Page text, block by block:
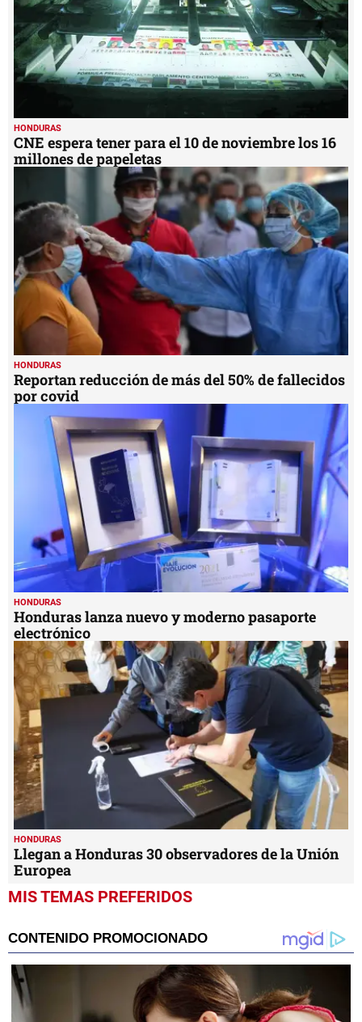
HONDURAS
CNE espera tener para el 10 de noviembre los 16
millones de papeletas
HONDURAS
Reportan reducción de más del 50% de fallecidos
por covid
HONDURAS
Honduras lanza nuevo y moderno pasaporte
electrónico
HONDURAS
Llegan a Honduras 30 observadores de la Unión
Europea
MIS TEMAS PREFERIDOS